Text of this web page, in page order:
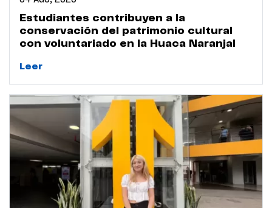
Estudiantes contribuyen a la
conservación del patrimonio cultural
con voluntariado en la Huaca Naranjal
Leer